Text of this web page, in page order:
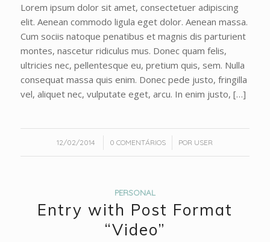
Lorem ipsum dolor sit amet, consectetuer adipiscing
elit. Aenean commodo ligula eget dolor. Aenean massa.
Cum sociis natoque penatibus et magnis dis parturient
montes, nascetur ridiculus mus. Donec quam felis,
ultricies nec, pellentesque eu, pretium quis, sem. Nulla
consequat massa quis enim. Donec pede justo, fringilla
vel, aliquet nec, vulputate eget, arcu. In enim justo, […]
12/02/2014
/ 0 COMENTÁRIOS
/ POR USER
PERSONAL
Entry with Post Format
“Video”